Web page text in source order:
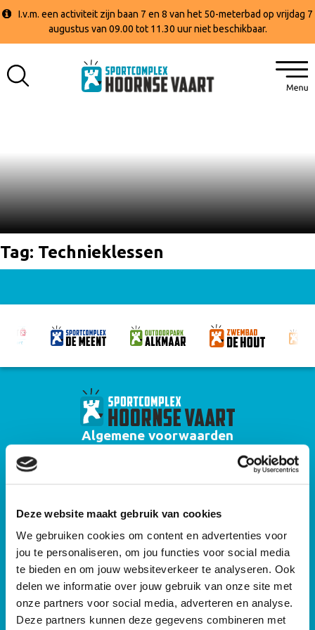
Deze website maakt gebruik van cookies
We gebruiken cookies om content en advertenties voor
jou te personaliseren, om jou functies voor social media
te bieden en om jouw websiteverkeer te analyseren. Ook
delen we informatie over jouw gebruik van onze site met
onze partners voor social media, adverteren en analyse.
Deze partners kunnen deze gegevens combineren met
I.v.m. een activiteit zijn baan 7 en 8 van het 50-meterbad op vrijdag 7
augustus van 09.00 tot 11.30 uur niet beschikbaar.
Tag: Technieklessen
Algemene voorwaarden
Privacyverklaring
Algemene voorwaarden gebruik sportaccommodaties Alkmaar Sport
Algemene huisregels sportaccommodaties Alkmaar Sport
Cameraprotocol